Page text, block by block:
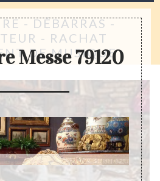
- DÉBARRAS -
- RACHAT
DE MUSIQUE
Messe 79120